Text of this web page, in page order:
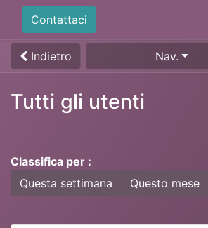
Contattaci
Indietro Nav.
Tutti gli utenti
Classifica per :
Questa settimana
Questo mese